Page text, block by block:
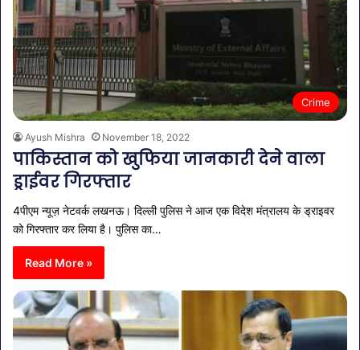
Crime
Ayush Mishra November 18, 2022
पाकिस्तान को खुफिया जानकारी देने वाला
ड्राईवर गिरफ्तार
4पीएम न्यूज़ नेटवर्क लखनऊ। दिल्ली पुलिस ने आज एक विदेश मंत्रालय के ड्राइवर
को गिरफ्तार कर लिया है। पुलिस का…
Read More »